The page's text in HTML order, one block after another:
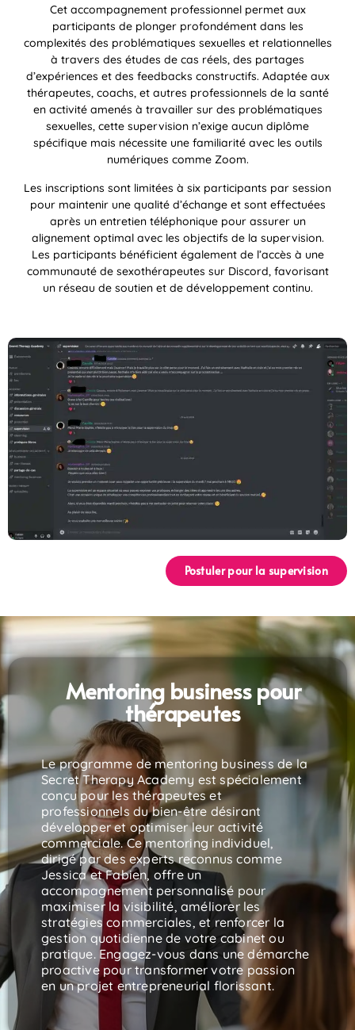
Cet accompagnement professionnel permet aux
participants de plonger profondément dans les
complexités des problématiques sexuelles et relationnelles
à travers des études de cas réels, des partages
d’expériences et des feedbacks constructifs. Adaptée aux
thérapeutes, coachs, et autres professionnels de la santé
en activité amenés à travailler sur des problématiques
sexuelles, cette supervision n’exige aucun diplôme
spécifique mais nécessite une familiarité avec les outils
numériques comme Zoom.
Les inscriptions sont limitées à six participants par session
pour maintenir une qualité d’échange et sont effectuées
après un entretien téléphonique pour assurer un
alignement optimal avec les objectifs de la supervision.
Les participants bénéficient également de l’accès à une
communauté de sexothérapeutes sur Discord, favorisant
un réseau de soutien et de développement continu.
Postuler pour la supervision
Mentoring business pour
thérapeutes
Le programme de mentoring business de la
Secret Therapy Academy est spécialement
conçu pour les thérapeutes et
professionnels du bien-être désirant
développer et optimiser leur activité
commerciale. Ce mentoring individuel,
dirigé par des experts reconnus comme
Jessica et Fabien, offre un
accompagnement personnalisé pour
maximiser la visibilité, améliorer les
stratégies commerciales, et renforcer la
gestion quotidienne de votre cabinet ou
pratique. Engagez-vous dans une démarche
proactive pour transformer votre passion
en un projet entrepreneurial florissant.